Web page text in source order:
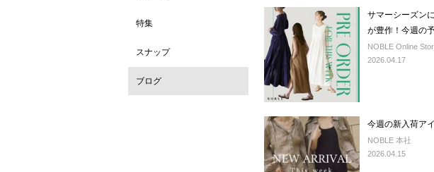
特集
スナップ
ブログ
サマーシーズン
が豊作！今週の
NOBLE Online
2026.04.17
今週の新入荷ア
NOBLE 本社
2026.04.15